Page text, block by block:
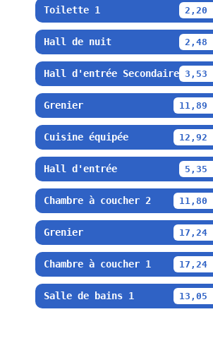
Toilette 1 2,20
Hall de nuit 2,48
Hall d'entrée Secondaire 3,53
Grenier 11,89
Cuisine équipée 12,92
Hall d'entrée 5,35
Chambre à coucher 2 11,80
Grenier 17,24
Chambre à coucher 1 17,24
Salle de bains 1 13,05